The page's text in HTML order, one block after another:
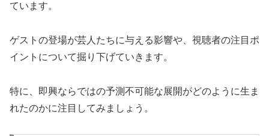
ています。
ゲストの登場が芸人たちに与える影響や、視聴者の注目ポ
イントについて掘り下げていきます。
特に、即興ならではの予測不可能な展開がどのように生ま
れたのかに注目してみましょう。